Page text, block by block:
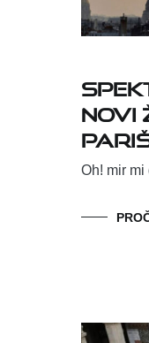
novi
Oh! mir